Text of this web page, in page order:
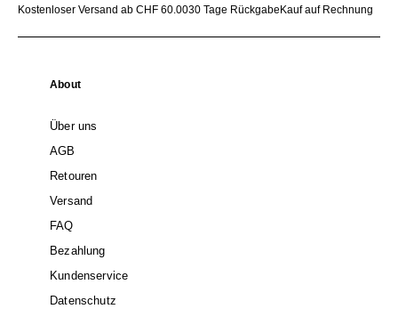
Kostenloser Versand ab CHF 60.0030 Tage Rückgabe Kauf auf Rechnung
About
Über uns
AGB
Retouren
Versand
FAQ
Bezahlung
Kundenservice
Datenschutz